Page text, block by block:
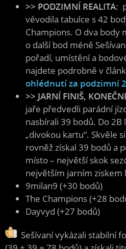
>> PODZIMNÍ REALITA:
vévodila tabulce s 42
Champions. O dva body
o další bod méně
pořadí, umístění a
najdete podrobně v
ohlédnutí za podzimní
>> JARNÍ FINIŠ,
jaře předvedli parádní
nasbírali 39 bodů. Do 2B
„divokou kartu“. Skvěle
rovněž získal 39 bodů a
místo – největší skok
největším jarním ziskem
9milan9 (+30 bodů)
The Champions (+28
Dayvyd (+27 bodů)
Sešívaní vykázali stabilní